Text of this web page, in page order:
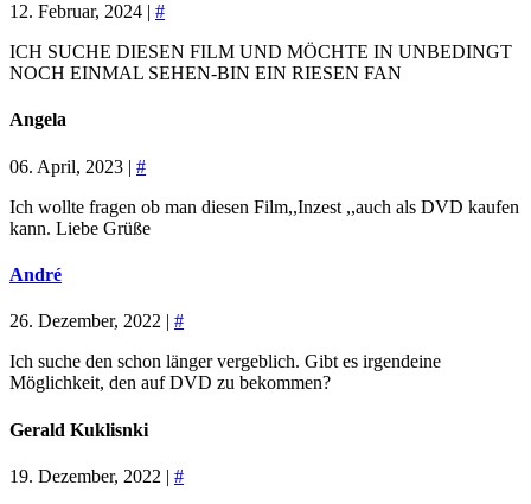
12. Februar, 2024 | #
ICH SUCHE DIESEN FILM UND MÖCHTE IN UNBEDINGT
NOCH EINMAL SEHEN-BIN EIN RIESEN FAN
Angela
06. April, 2023 | #
Ich wollte fragen ob man diesen Film,,Inzest ,,auch als DVD kaufen
kann. Liebe Grüße
André
26. Dezember, 2022 | #
Ich suche den schon länger vergeblich. Gibt es irgendeine
Möglichkeit, den auf DVD zu bekommen?
Gerald Kuklisnki
19. Dezember, 2022 | #